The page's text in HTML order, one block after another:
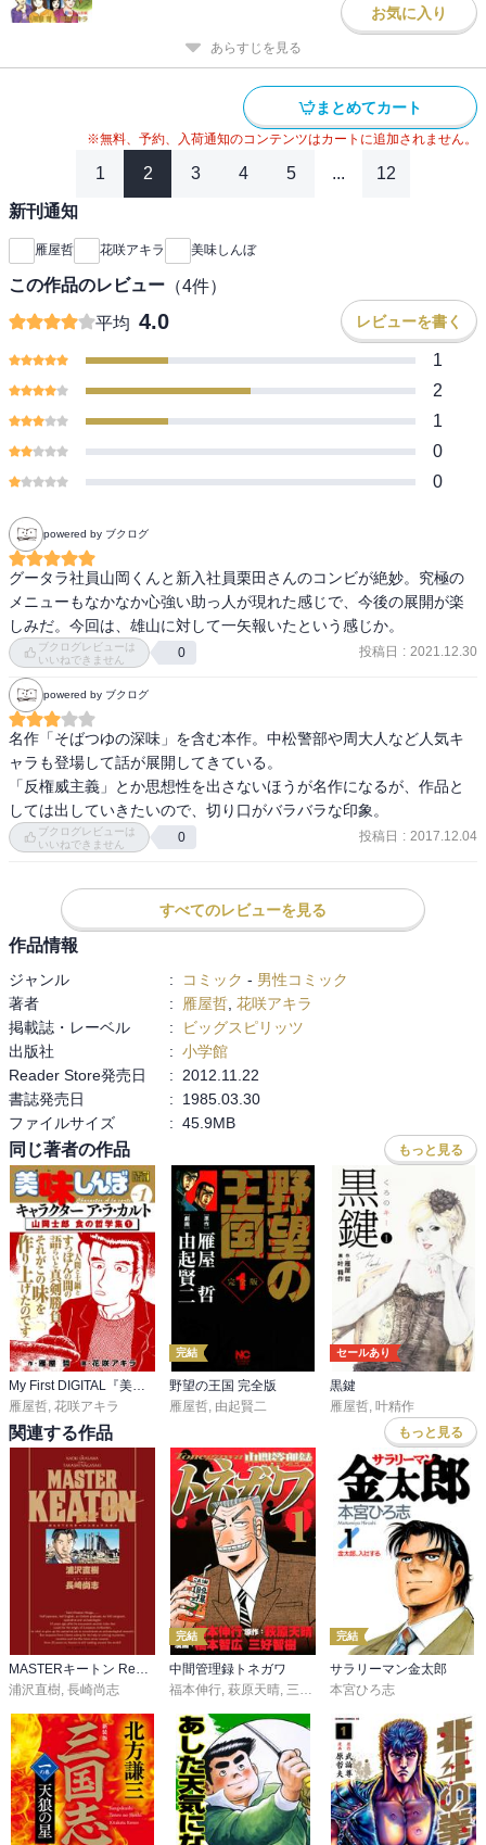
お気に入り
あらすじを見る
まとめてカート
※無料、予約、入荷通知のコンテンツはカートに追加されません。
1 2 3 4 5 ... 12
新刊通知
雁屋哲 花咲アキラ 美味しんぼ
この作品のレビュー （4件）
平均 4.0 レビューを書く
1
2
1
0
0
powered by ブクログ
グータラ社員山岡くんと新入社員栗田さんのコンビが絶妙。究極の
メニューもなかなか心強い助っ人が現れた感じで、今後の展開が楽
しみだ。今回は、雄山に対して一矢報いたという感じか。
ブクログレビューは
いいねできません
0 投稿日 : 2021.12.30
powered by ブクログ
名作「そばつゆの深味」を含む本作。中松警部や周大人など人気キ
ャラも登場して話が展開してきている。
「反権威主義」とか思想性を出さないほうが名作になるが、作品と
しては出していきたいので、切り口がバラバラな印象。
ブクログレビューは
いいねできません
0 投稿日 : 2017.12.04
すべてのレビューを見る
作品情報
ジャンル : コミック - 男性コミック
著者
: 雁屋哲 花咲アキラ
掲載誌・レーベル
:
ビッグスピリッツ
出版社
: 小学館
Reader Store発売日
:
2012.11.22
書誌発売日
:
1985.03.30
ファイルサイズ
: 45.9MB
同じ著者の作品 もっと見る
My First DIGITAL『美味しんぼ』キャラクター ア・ラ・カルト
雁屋哲, 花咲アキラ
完結
野望の王国 完全版
雁屋哲, 由起賢二
セールあり
黒鍵
雁屋哲, 叶精作
関連する作品 もっと見る
浦沢直樹 長崎尚志
完結
中間管理録トネガワ
福本伸行 萩原天晴 三好智樹 ,橋本智広
完結
サラリーマン金太郎
本宮ひろ志